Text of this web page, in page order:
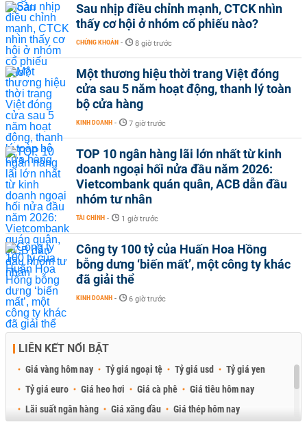
Sau nhịp điều chỉnh mạnh, CTCK nhìn
thấy cơ hội ở nhóm cổ phiếu nào?
CHỨNG KHOÁN - 8 giờ trước
Một thương hiệu thời trang Việt đóng
cửa sau 5 năm hoạt động, thanh lý toàn
bộ cửa hàng
KINH DOANH - 7 giờ trước
TOP 10 ngân hàng lãi lớn nhất từ kinh
doanh ngoại hối nửa đầu năm 2026:
Vietcombank quán quân, ACB dẫn đầu
nhóm tư nhân
TÀI CHÍNH - 1 giờ trước
Công ty 100 tỷ của Huấn Hoa Hồng
bỗng dưng ‘biến mất’, một công ty khác
đã giải thể
KINH DOANH - 6 giờ trước
LIÊN KẾT NỔI BẬT
Giá vàng hôm nay Tỷ giá ngoại tệ Tỷ giá usd
Tỷ giá yen
Tỷ giá euro
Giá heo hơi Giá cà phê
Giá tiêu hôm nay
Lãi suất ngân hàng
Giá xăng dầu
Giá thép hôm nay